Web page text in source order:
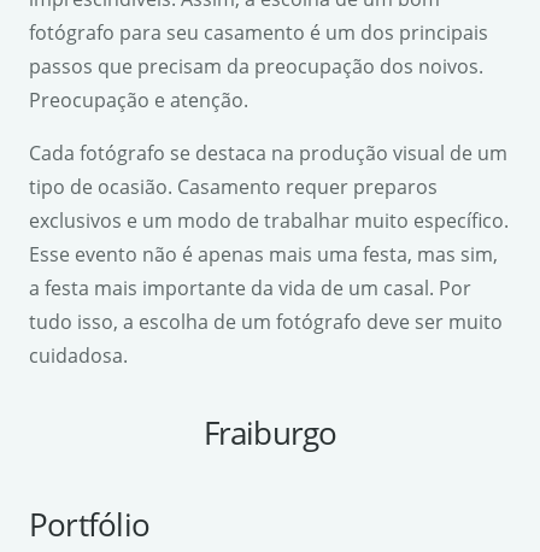
fotógrafo para seu casamento é um dos principais
passos que precisam da preocupação dos noivos.
Preocupação e atenção.
Cada fotógrafo se destaca na produção visual de um
tipo de ocasião. Casamento requer preparos
exclusivos e um modo de trabalhar muito específico.
Esse evento não é apenas mais uma festa, mas sim,
a festa mais importante da vida de um casal. Por
tudo isso, a escolha de um fotógrafo deve ser muito
cuidadosa.
Fraiburgo
Portfólio